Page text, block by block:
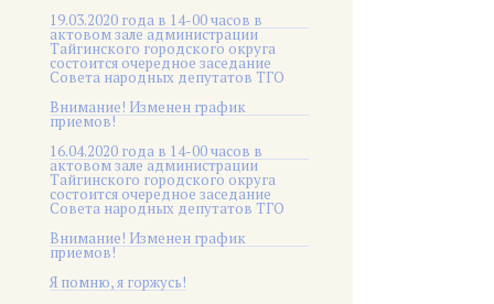
19.03.2020 года в 14-00 часов в
актовом зале администрации
Тайгинского городского округа
состоится очередное заседание
Совета народных депутатов ТГО
Внимание! Изменен график
приемов!
16.04.2020 года в 14-00 часов в
актовом зале администрации
Тайгинского городского округа
состоится очередное заседание
Совета народных депутатов ТГО
Внимание! Изменен график
приемов!
Я помню, я горжусь!